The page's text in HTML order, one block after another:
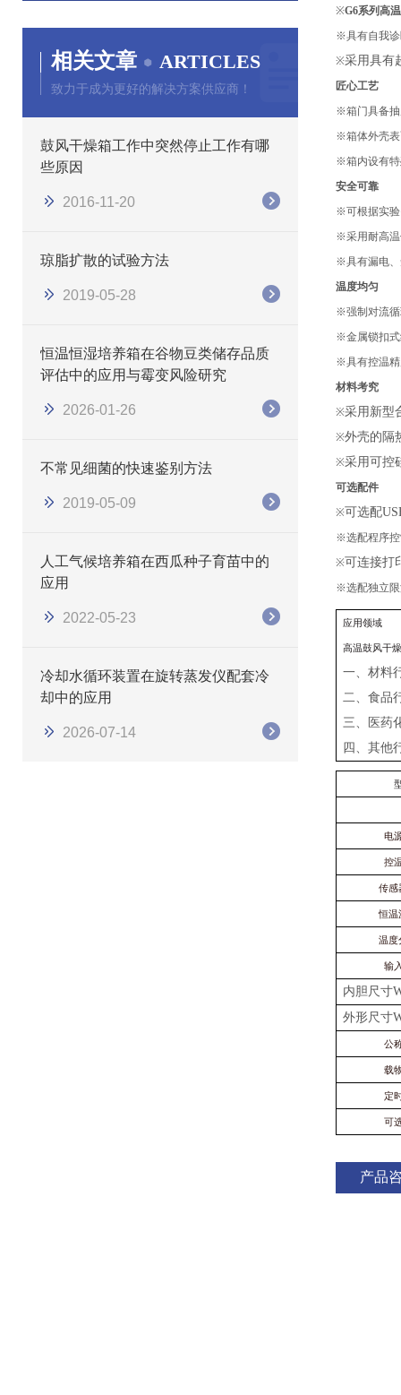
相关文章 ARTICLES
致力于成为更好的解决方案供应商！
鼓风干燥箱工作中突然停止工作有哪
些原因
2016-11-20
琼脂扩散的试验方法
2019-05-28
恒温恒湿培养箱在谷物豆类储存品质
评估中的应用与霉变风险研究
2026-01-26
不常见细菌的快速鉴别方法
2019-05-09
人工气候培养箱在西瓜种子育苗中的
应用
2022-05-23
冷却水循环装置在旋转蒸发仪配套冷
却中的应用
2026-07-14
※G6系列高
※具有自我
※采用具有
匠心工艺
※箱门具备
※箱体外壳
※箱内设有
安全可靠
※可根据实
※采用耐高
※具有漏电
温度均匀
※强制对流
※金属锁扣式
※具有控温
材料考究
※采用新型
※外壳的隔
※采用可控
可选配件
※可选配
※选配程序
※可连接打
※选配独立
应用领域
高温鼓风干
一、材料
二、食品
三、医药
四、其他
电
控
传感
恒温
温度
输
内胆尺寸
外形尺寸
公
载
定
可
产品